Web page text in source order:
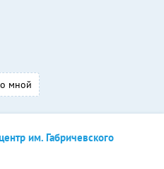
мной
им. Габричевского